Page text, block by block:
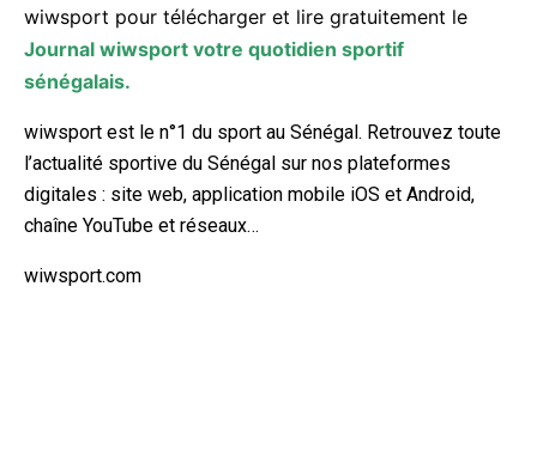
wiwsport pour télécharger et lire gratuitement le
Journal wiwsport votre quotidien sportif
sénégalais.
wiwsport est le n°1 du sport au Sénégal. Retrouvez toute
l’actualité sportive du Sénégal sur nos plateformes
digitales : site web, application mobile iOS et Android,
chaîne YouTube et réseaux…
wiwsport.com